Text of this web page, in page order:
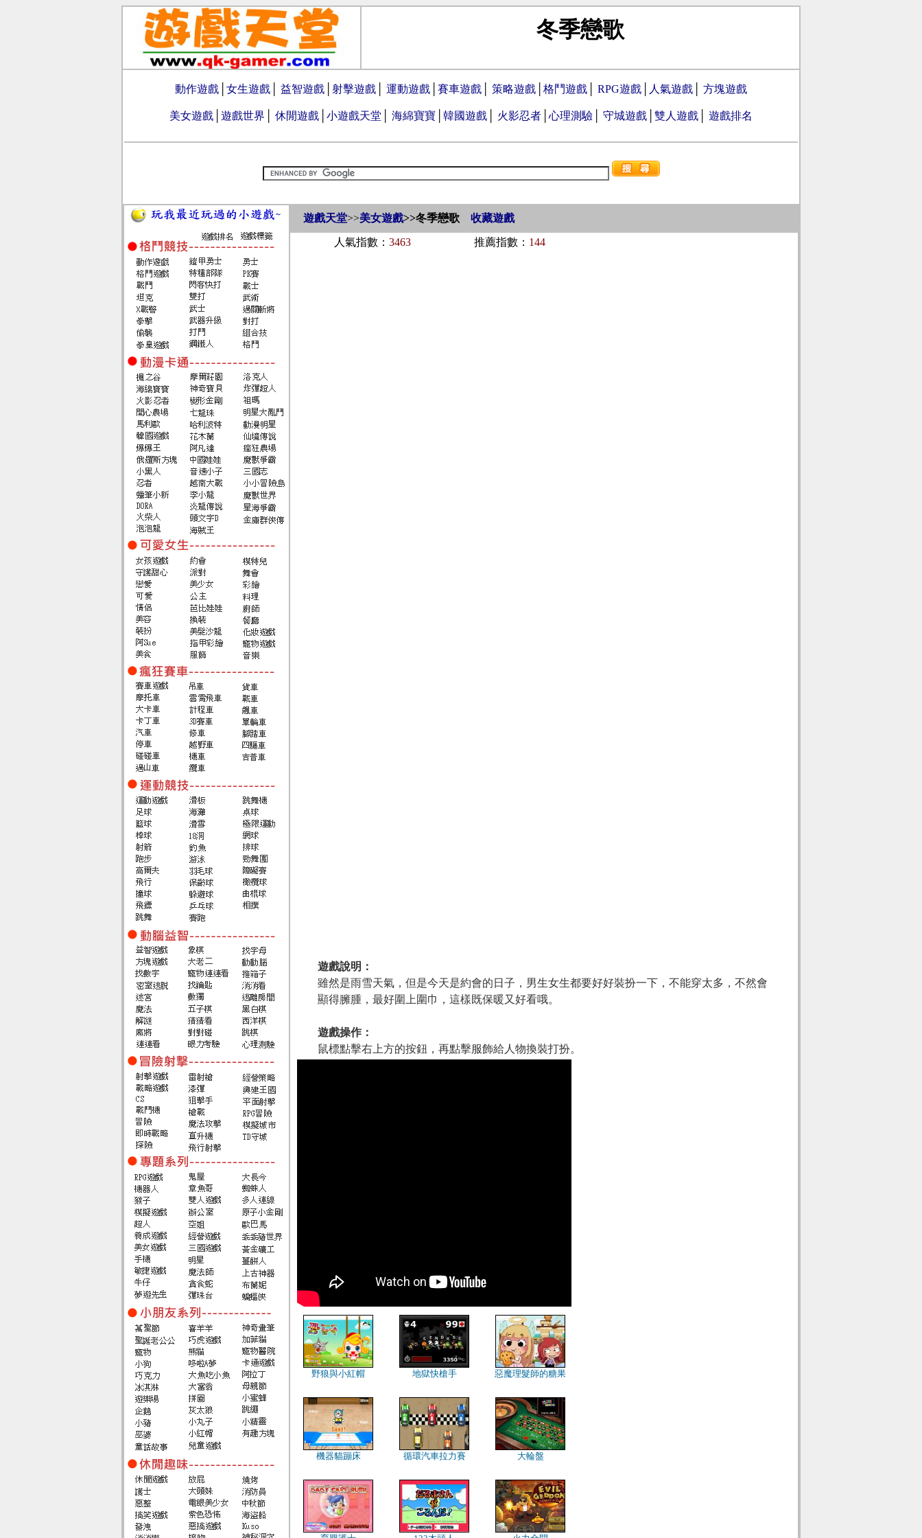
冬季戀歌
動作遊戲 女生遊戲 益智遊戲 射擊遊戲 運動遊戲 賽車遊戲 策略遊戲 格鬥遊戲 RPG遊戲 人氣遊戲 方塊遊戲
美女遊戲 遊戲世界 休閒遊戲 小遊戲天堂 海綿寶寶 韓國遊戲 火影忍者 心理測驗 守城遊戲 雙人遊戲 遊戲排名
遊戲天堂>>美女遊戲>>冬季戀歌 收藏遊戲
人氣指數： 3463 推薦指數： 144
遊戲說明：
雖然是雨雪天氣，但是今天是約會的日子，男生女生都要好好裝扮一下，不能穿太多，不然會
顯得臃腫，最好圍上圍巾，這樣既保暖又好看哦。
遊戲操作：
鼠標點擊右上方的按鈕，再點擊服飾給人物換裝打扮。
野狼與小紅帽 地獄快槍手 惡魔理髮師的糖果
機器貓蹦床 循環汽車拉力賽 大輪盤